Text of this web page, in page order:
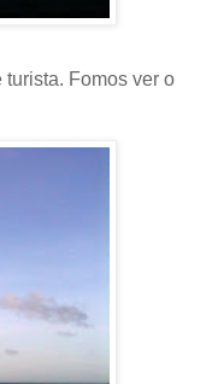
Fomos ver o